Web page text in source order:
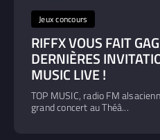
Jeux concours
RIFFX VOUS FAIT
DERNIÈRES
MUSIC LIVE !
TOP MUSIC, radio FM
grand concert au Théâ...